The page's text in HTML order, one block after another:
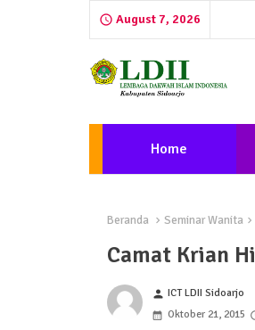
August 7, 2026
Home
Beranda Seminar Wanita
Camat Krian
person ICT LDII Sidoarjo
Oktober 21, 2015